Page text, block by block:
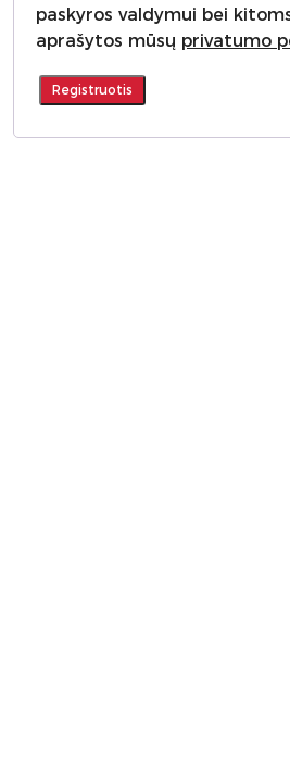
paskyros valdymui bei
aprašytos mūsų privatumo
Registruotis